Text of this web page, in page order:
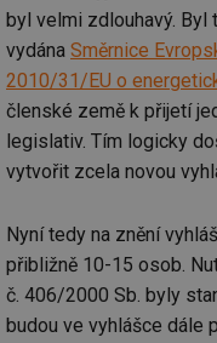
byl velmi zdlouhavý. Byl
vydána Směrnice
2010/31/EU o
členské země k přijetí
legislativ. Tím logicky
vytvořit zcela novou
Nyní tedy na znění
přibližně 10-15 osob.
č. 406/2000 Sb. byly
budou ve vyhlášce dále